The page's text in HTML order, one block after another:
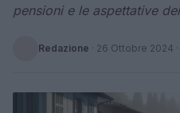
pensioni e le aspettative
Redazione · 26 Ottobre 2024